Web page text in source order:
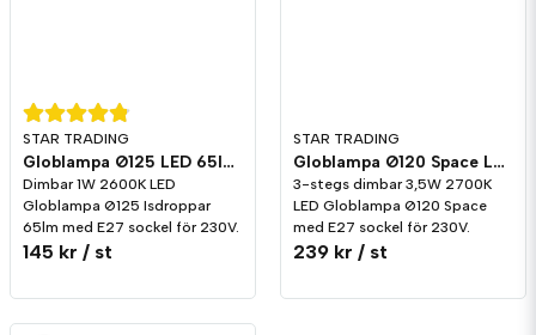
STAR TRADING
Globlampa Ø125 LED 65lm E27 Isdroppar 2600K Dim
Dimbar 1W 2600K LED
Globlampa Ø125 Isdroppar
65lm med E27 sockel för 230V.
145 kr / st
STAR TRADING
Globlampa Ø120 Space LED 350lm E27 2700K 3-stegs dimming
3-stegs dimbar 3,5W 2700K
LED Globlampa Ø120 Space
med E27 sockel för 230V.
239 kr / st